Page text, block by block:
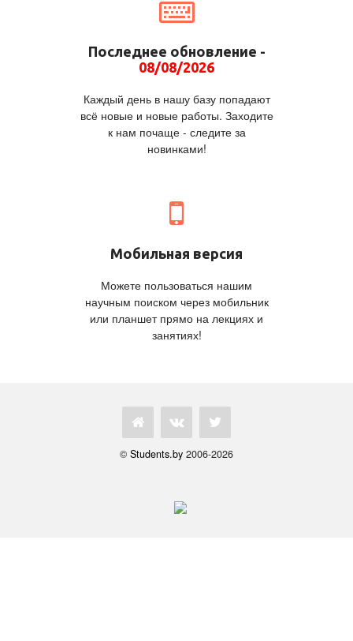
Последнее обновление -
08/08/2026
Каждый день в нашу базу попадают
всё новые и новые работы. Заходите
к нам почаще - следите за
новинками!
Мобильная версия
Можете пользоваться нашим
научным поиском через мобильник
или планшет прямо на лекциях и
занятиях!
© Students.by 2006-2026